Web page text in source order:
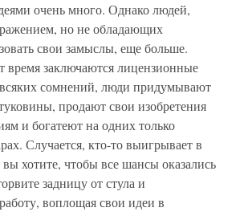
очень много. Однако людей,
но не обладающих
свои замыслы, еще больше.
время заключаются лицензионные
сомнений, люди придумывают
продают свои изобретения
и богатеют на одних только
Случается, кто-то выигрывает в
хотите, чтобы все шансы оказались
задницу от стула и
воплощая свои идеи в